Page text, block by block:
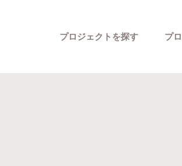
プロジェクトを探す プ